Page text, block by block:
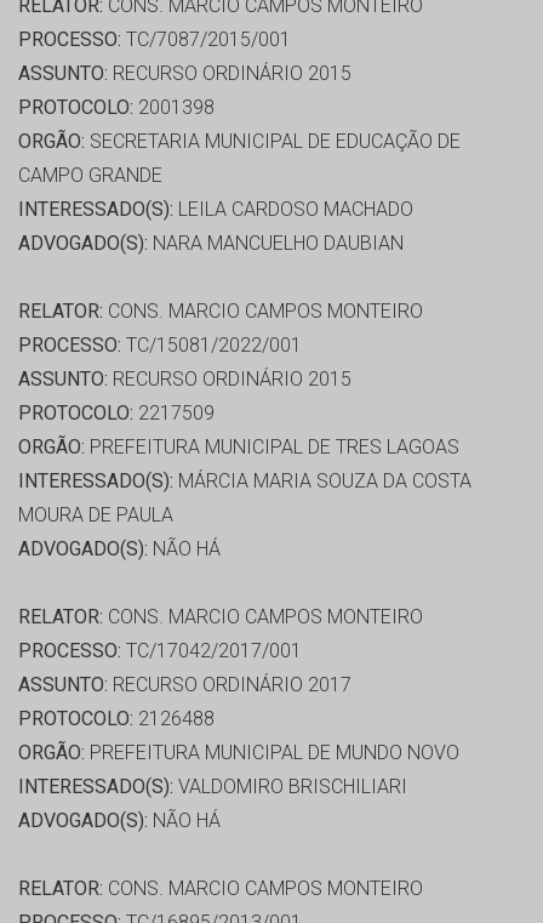
RELATOR: CONS. MARCIO CAMPOS MONTEIRO
PROCESSO: TC/7087/2015/001
ASSUNTO: RECURSO ORDINÁRIO 2015
PROTOCOLO: 2001398
ORGÃO: SECRETARIA MUNICIPAL DE EDUCAÇÃO DE
CAMPO GRANDE
INTERESSADO(S): LEILA CARDOSO MACHADO
ADVOGADO(S): NARA MANCUELHO DAUBIAN
RELATOR: CONS. MARCIO CAMPOS MONTEIRO
PROCESSO: TC/15081/2022/001
ASSUNTO: RECURSO ORDINÁRIO 2015
PROTOCOLO: 2217509
ORGÃO: PREFEITURA MUNICIPAL DE TRES LAGOAS
INTERESSADO(S): MÁRCIA MARIA SOUZA DA COSTA
MOURA DE PAULA
ADVOGADO(S): NÃO HÁ
RELATOR: CONS. MARCIO CAMPOS MONTEIRO
PROCESSO: TC/17042/2017/001
ASSUNTO: RECURSO ORDINÁRIO 2017
PROTOCOLO: 2126488
ORGÃO: PREFEITURA MUNICIPAL DE MUNDO NOVO
INTERESSADO(S): VALDOMIRO BRISCHILIARI
ADVOGADO(S): NÃO HÁ
RELATOR: CONS. MARCIO CAMPOS MONTEIRO